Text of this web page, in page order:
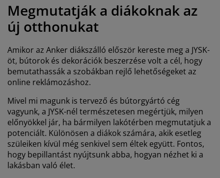
bútorok
matracok
és kiegészítők
világítás
kiegészítők
Megmutatják a diákoknak az
új otthonukat
Amikor az Anker diákszálló először kereste meg a JYSK-
öt, bútorok és dekorációk beszerzése volt a cél, hogy
bemutathassák a szobákban rejlő lehetőségeket az
online reklámozáshoz.
Mivel mi magunk is tervező és bútorgyártó cég
vagyunk, a JYSK-nél természetesen megértjük, milyen
előnyökkel jár, ha bármilyen lakótérben megmutatjuk a
potenciált. Különösen a diákok számára, akik esetleg
szüleiken kívül még senkivel sem éltek együtt. Fontos,
hogy bepillantást nyújtsunk abba, hogyan nézhet ki a
lakásban való élet.